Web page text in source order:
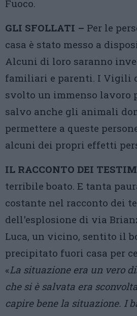
Fuoco.
GLI SFOLLATI – Per le
casa è stato messo a
Alcuni di loro saranno
familiari e parenti. I Vigili
svolto un immenso lavoro
salvo anche gli animali
permettere a queste
alcuni dei propri effetti
IL RACCONTO DEI
terribile boato. E tanta
costante nel racconto dei
dell'esplosione di via
Luca, un vicino, sentito il
precipitato fuori casa per
«La situazione era un vero
che si è salvata era
capire bene la situazione. I